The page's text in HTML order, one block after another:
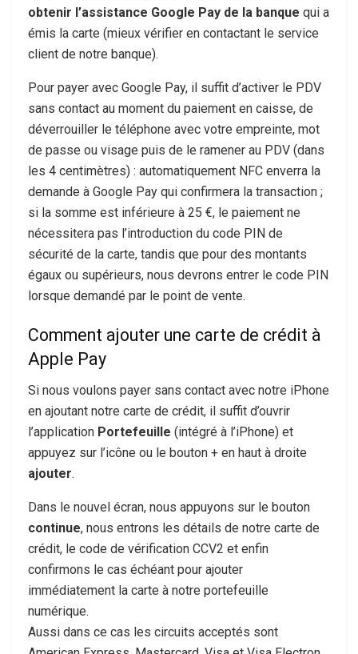
obtenir l’assistance Google Pay de la banque qui a
émis la carte (mieux vérifier en contactant le service
client de notre banque).
Pour payer avec Google Pay, il suffit d’activer le PDV
sans contact au moment du paiement en caisse, de
déverrouiller le téléphone avec votre empreinte, mot
de passe ou visage puis de le ramener au PDV (dans
les 4 centimètres) : automatiquement NFC enverra la
demande à Google Pay qui confirmera la transaction ;
si la somme est inférieure à 25 €, le paiement ne
nécessitera pas l’introduction du code PIN de
sécurité de la carte, tandis que pour des montants
égaux ou supérieurs, nous devrons entrer le code PIN
lorsque demandé par le point de vente.
Comment ajouter une carte de crédit à
Apple Pay
Si nous voulons payer sans contact avec notre iPhone
en ajoutant notre carte de crédit, il suffit d’ouvrir
l’application Portefeuille (intégré à l’iPhone) et
appuyez sur l’icône ou le bouton + en haut à droite
ajouter.
Dans le nouvel écran, nous appuyons sur le bouton
continue, nous entrons les détails de notre carte de
crédit, le code de vérification CCV2 et enfin
confirmons le cas échéant pour ajouter
immédiatement la carte à notre portefeuille
numérique.
Aussi dans ce cas les circuits acceptés sont